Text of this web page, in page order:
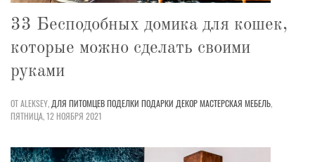
33 Бесподобных домика для кошек,
которые можно сделать своими
руками
ОТ ALEKSEY, ДЛЯ ПИТОМЦЕВПОДЕЛКИ ПОДАРКИ ДЕКОРМАСТЕРСКАЯ МЕБЕЛЬ,
ПЯТНИЦА, 12 НОЯБРЯ 2021